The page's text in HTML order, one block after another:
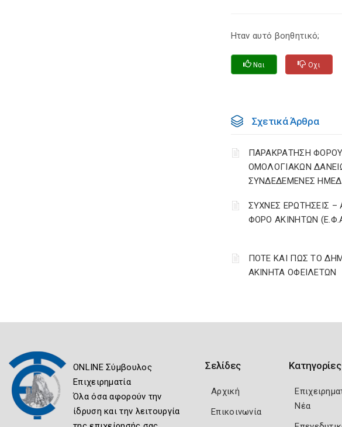
Ηταν αυτό βοηθητικό;
Ναι Οχι
Σχετικά Άρθρα
ΠΑΡΑΚΡΑΤΗΣΗ
ΟΜΟΛΟΓΙΑΚΩΝ
ΣΥΝΔΕΔΕΜΕΝΕΣ
ΣΥΧΝΕΣ ΕΡΩΤΗΣΕΙΣ –
ΦΟΡΟ ΑΚΙΝΗΤΩΝ
ΠΟΤΕ ΚΑΙ ΠΩΣ ΤΟ
ΑΚΙΝΗΤΑ ΟΦΕΙΛΕΤΩΝ
ONLINE Σύμβουλος
Επιχειρηματία
Όλα όσα αφορούν την
ίδρυση και την λειτουργία
Σελίδες
Αρχική
Επικοινωνία
Κατηγορίες
Νέα